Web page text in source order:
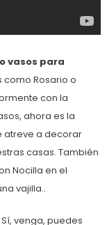
vasos para
Rosario o
con la
ahora es la
atreve a decorar
casas. También
Nocilla en el
vajilla..
Sí, venga, puedes